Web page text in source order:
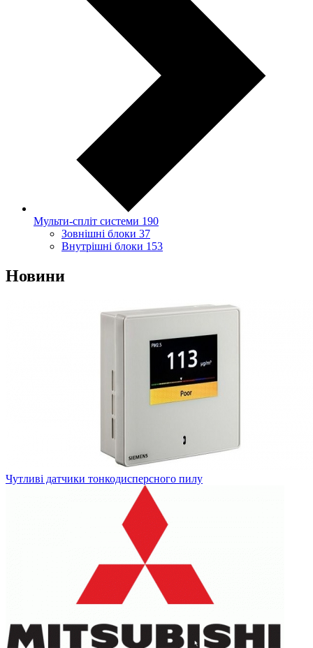
Мульти-спліт системи 190
Зовнішні блоки 37
Внутрішні блоки 153
Новини
Чутливі датчики тонкодисперсного пилу